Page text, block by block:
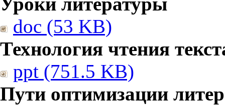
doc (53 KB)
Технология чтения
ppt (751.5 KB)
Пути оптимизации